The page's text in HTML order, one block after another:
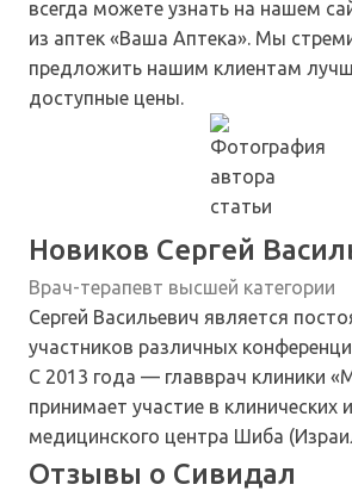
всегда можете узнать на нашем
из аптек «Ваша Аптека». Мы
предложить нашим клиентам
доступные цены.
Новиков Сергей
Врач-терапевт высшей категории
Сергей Васильевич является
участников различных
С 2013 года — главврач клиники
принимает участие в клинических
медицинского центра Шиба
Отзывы о Сивидал